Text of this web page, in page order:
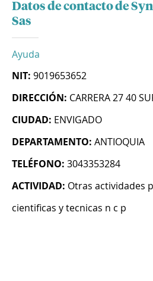
Datos de contacto de
Sas
Ayuda
NIT: 9019653652
DIRECCIÓN: CARRERA 27 40
CIUDAD: ENVIGADO
DEPARTAMENTO: ANTIOQUIA
TELÉFONO: 3043353284
ACTIVIDAD: Otras actividades
cientificas y tecnicas n c p